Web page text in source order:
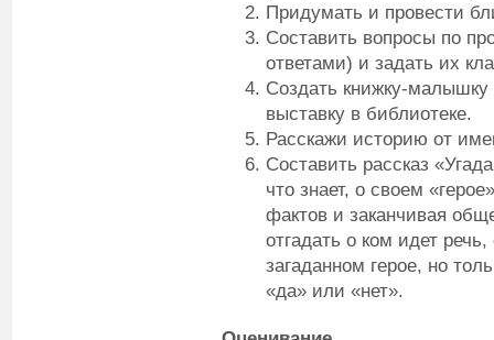
Придумать и провести
Составить вопросы по
ответами) и задать их
Создать книжку-
выставку в библиотеке.
Расскажи историю от
Составить рассказ
что знает, о своем
фактов и заканчивая
отгадать о ком идет
загаданном герое, но
«да» или «нет».